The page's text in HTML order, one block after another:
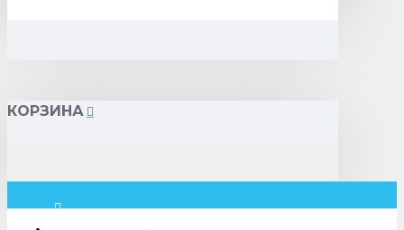
КОРЗИНА